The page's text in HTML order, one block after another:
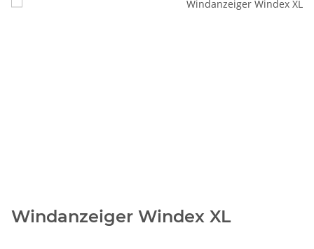
Windanzeiger Windex XL